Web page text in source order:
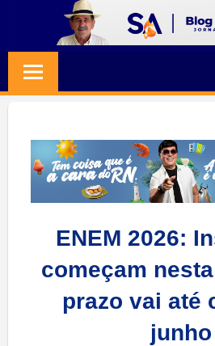
content
Jornalismo
Credibilidade
ENEM 2026:
começam
prazo vai até
junho